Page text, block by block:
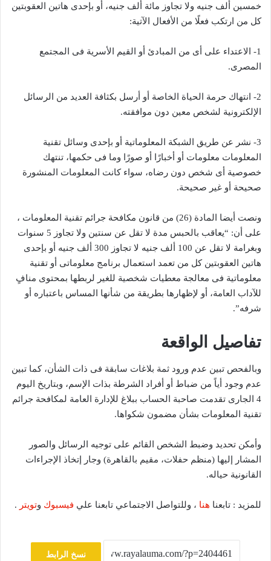
خمسين ألف جنيه ولا تجاوز مائة ألف جنيه، أو بإحدى هاتين العقوبتين
كل من ارتكب فعلًا من الأفعال الآتية:
1- الاعتداء على أى من المبادئ أو القيم الأسرية فى المجتمع
المصرى.
2- انتهاك حرمة الحياة الخاصة أو أرسل بكثافة العديد من الرسائل
الإلكترونية لشخص معين دون موافقته.
3- نشر عن طريق الشبكة المعلوماتية أو بإحدى وسائل تقنية
المعلومات معلومات أو أخبارًا أو صورًا وما فى حكمها، تنتهك
خصوصية أى شخص دون رضاه، سواء كانت المعلومات المنشورة
صحيحة أو غير صحيحة.
ونصت أيضا المادة (26) من قانون مكافحة جرائم تقنية المعلومات ،
على أن: “يعاقب بالحبس مدة لا تقل عن سنتين ولا تجاوز 5 سنوات
وبغرامة لا تقل عن 100 ألف جنيه لا تجاوز 300 ألف جنيه أو بإحدى
هاتين العقوبتين كل من تعمد استعمال برنامج معلوماتى أو تقنية
معلوماتية فى معالجة معطيات شخصية للغير لربطها بمحتوى منافٍ
للآداب العامة، أو لإظهارها بطريقة من شأنها المساس باعتباره أو
شرفه”.
تفاصيل الواقعة
وبالفحص تبين عدم ورود ثمة بلاغات سابقة فى ذات الشأن، كما تبين
عدم وجود أياً من ضباط أو أفراد الشرطة بذات الإسم، وبتاريخ اليوم
4 الجارى تقدمت صاحبة الحساب ببلاغ للإدارة العامة لمكافحة جرائم
تقنية المعلومات بشأن مضمون شكواها.
وأمكن تحديد وضبط الشخص القائم على توجيه الرسائل والصور
المشار إليها (منظم حفلات، مقيم بالقاهرة) وجار إتخاذ الإجراءات
القانونية حياله.
للمزيد : تابعنا هنا ، وللتواصل الاجتماعي تابعنا علي فيسبوك وتويتر .
نسخ الرابط